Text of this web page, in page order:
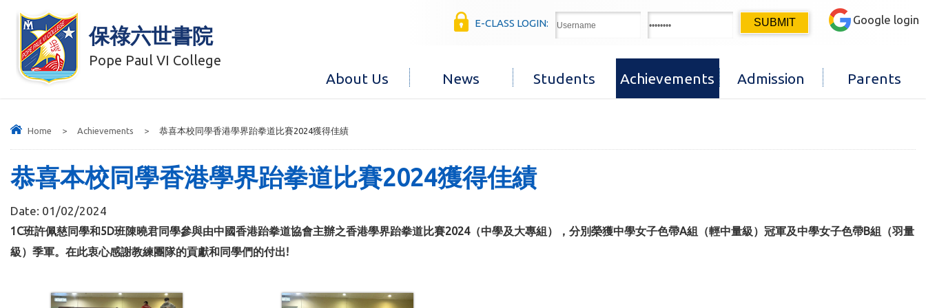
保祿六世書院
Pope Paul VI College
Google login
E-CLASS LOGIN:
About Us News Students Achievements Admission Parents
Home > Achievements > 恭喜本校同學香港學界跆拳道比賽2024獲得佳績
恭喜本校同學香港學界跆拳道比賽2024獲得佳績
Date: 01/02/2024
1C班許佩慈同學和5D班陳曉君同學參與由中國香港跆拳道協會主辦之香港學界跆拳道比賽2024（中學及大專組），分別榮獲中學女子色帶A組（輕中量級）冠軍及中學女子色帶B組（羽量
級）季軍。 在此衷心感謝教練團隊的貢獻和同學們的付出!